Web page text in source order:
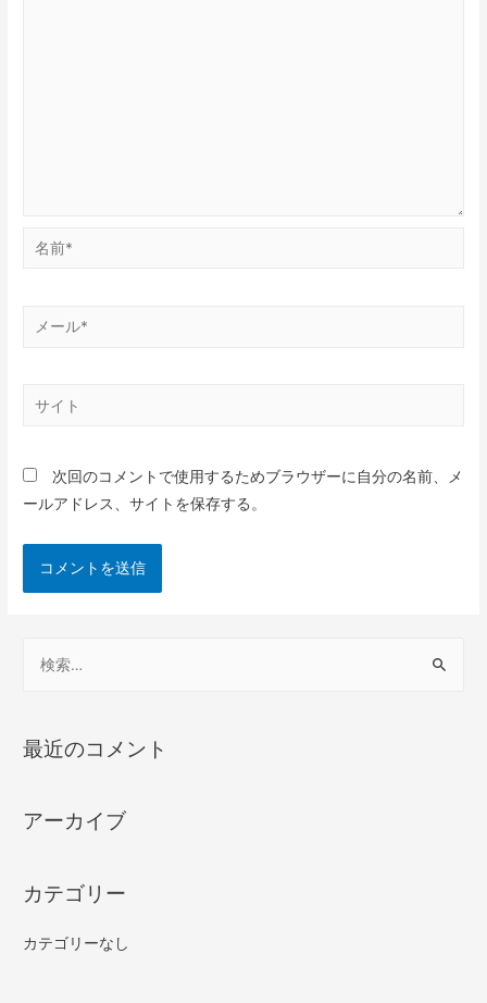
次回のコメントで使用するためブラウザーに自分の名前、メ
ールアドレス、サイトを保存する。
最近のコメント
アーカイブ
カテゴリー
カテゴリーなし